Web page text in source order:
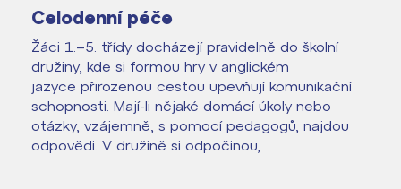
Celodenní péče
Žáci 1.–5. třídy docházejí pravidelně do školní
družiny, kde si formou hry v anglickém
jazyce přirozenou cestou upevňují komunikační
schopnosti. Mají-li nějaké domácí úkoly nebo
otázky, vzájemně, s pomocí pedagogů, najdou
odpovědi. V družině si odpočinou,